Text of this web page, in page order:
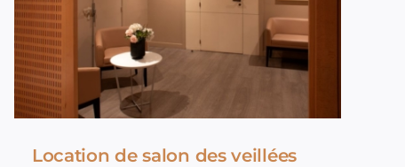
Location de salon des veillées